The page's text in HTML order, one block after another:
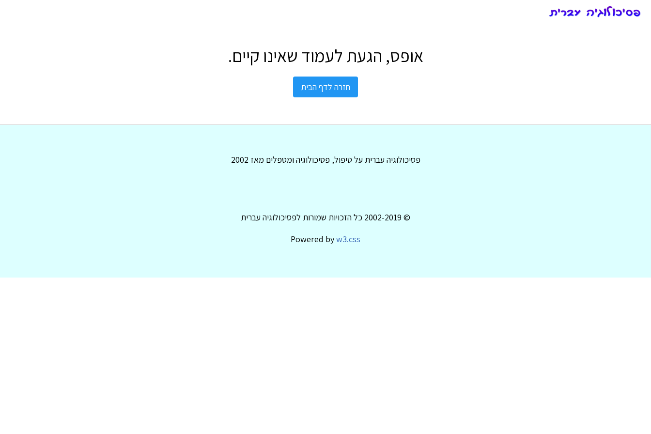
אופס, הגעת לעמוד שאינו קיים.
חזרה לדף הבית
פסיכולוגיה עברית על טיפול, פסיכולוגיה ומטפלים מאז 2002
© 2002-2019 כל הזכויות שמורות לפסיכולוגיה עברית
Powered byw3.css